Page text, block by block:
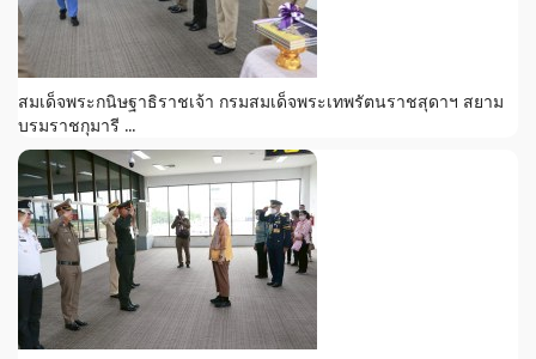
สมเด็จพระกนิษฐาธิราชเจ้า กรมสมเด็จพระเทพรัตนราชสุดาฯ สยาม
บรมราชกุมารี ...